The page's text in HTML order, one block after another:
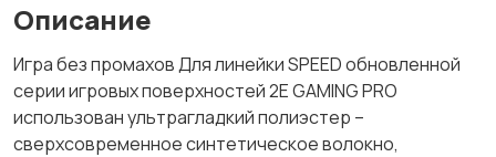
Описание
Игра без промахов Для линейки SPEED обновленной
серии игровых поверхностей 2E GAMING PRO
использован ультрагладкий полиэстер –
сверхсовременное синтетическое волокно,